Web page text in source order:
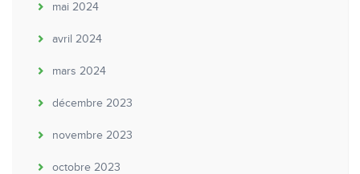
mai 2024
avril 2024
mars 2024
décembre 2023
novembre 2023
octobre 2023